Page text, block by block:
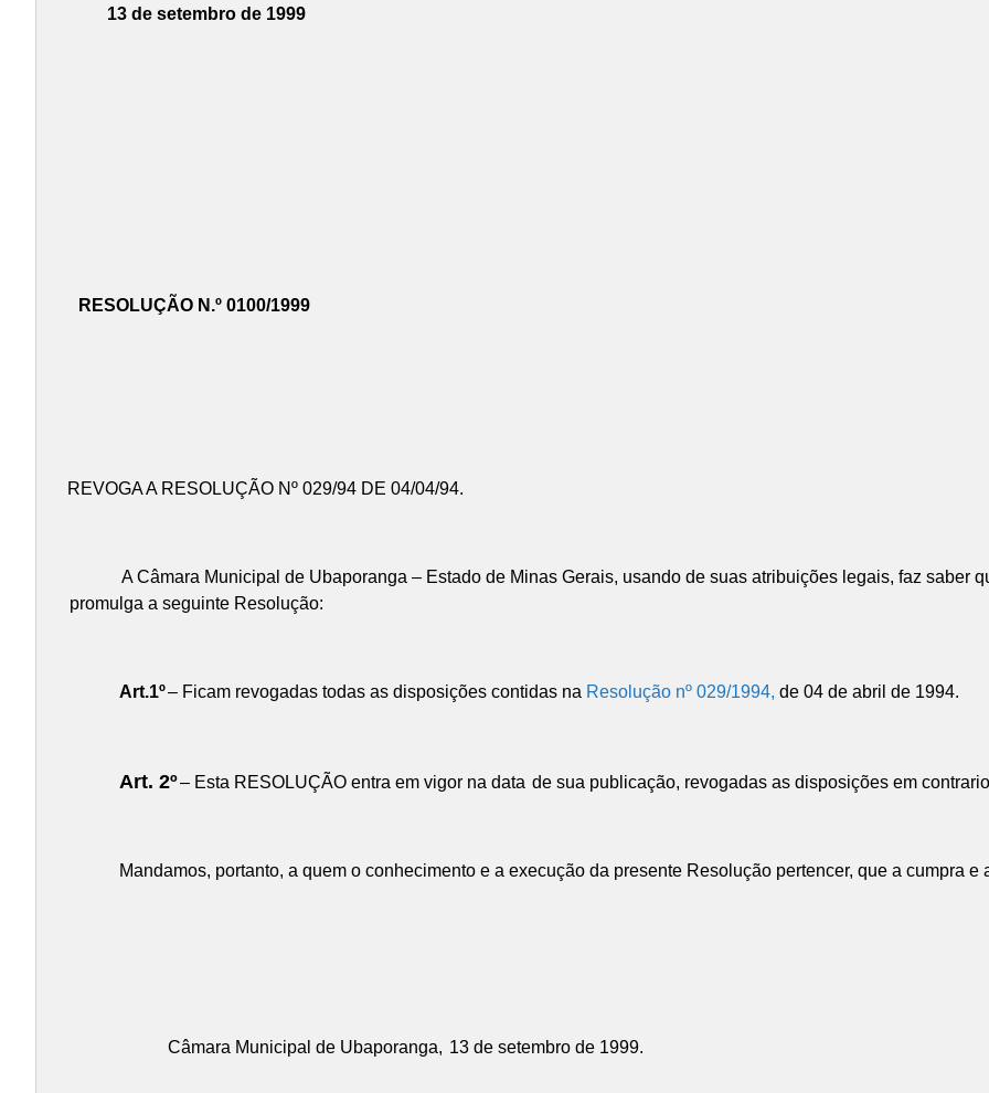
13 de setembro de 1999
RESOLUÇÃO N.º 0100/1999
REVOGA A RESOLUÇÃO Nº 029/94 DE 04/04/94.
A Câmara Municipal de Ubaporanga – Estado de Minas Gerais, usando de suas atribuições legais, faz saber
promulga a seguinte Resolução:
Art.1º– Ficam revogadas todas as disposições contidas na Resolução nº 029/1994, de 04 de abril de 1994.
Art. 2º– Esta RESOLUÇÃO entra em vigor na data de sua publicação, revogadas as disposições em
Mandamos, portanto, a quem o conhecimento e a execução da presente Resolução pertencer, que a cumpra
Câmara Municipal de Ubaporanga, 13 de setembro de 1999.